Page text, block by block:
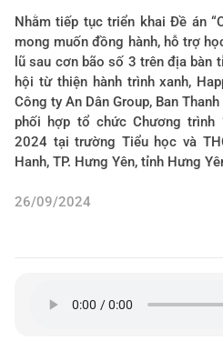
Nhằm tiếp tục triển khai Đề án
mong muốn đồng hành, hỗ trợ
lũ sau cơn bão số 3 trên địa bàn
hội từ thiện hành trình xanh,
Công ty An Dân Group, Ban
phối hợp tổ chức Chương trình
2024 tại trường Tiểu học và
Hanh, TP. Hưng Yên, tỉnh Hưng
26/09/2024